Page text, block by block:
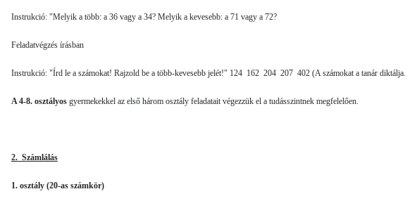
Instrukció: "Melyik a több: a 36 vagy a 34? Melyik a kevesebb: a 71 vagy a 72?
Feladatvégzés írásban
Instrukció: "Írd le a számokat! Rajzold be a több-kevesebb je­lét!" 124 162 204 207 402 (A számokat a tanár
A 4-8. osztályos gyermekekkel az első három osztály feladatait végezzük el a tudásszintnek megfelelően.
2. Számlálás
1. osztály (20-as számkör)